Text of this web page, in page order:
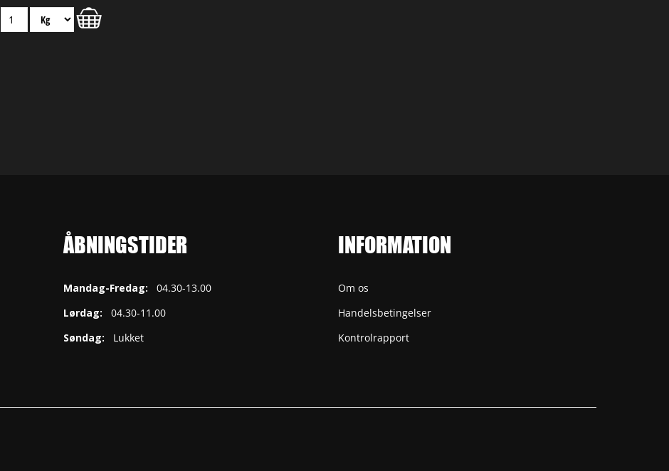
ÅBNINGSTIDER
Mandag-Fredag:04.30-13.00
Lørdag: 04.30-11.00
Søndag: Lukket
INFORMATION
Om os
Handelsbetingelser
Kontrolrapport